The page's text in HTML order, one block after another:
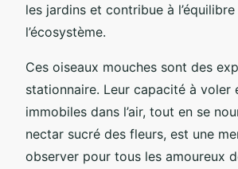
les jardins et contribue à
l’écosystème.
Ces oiseaux mouches sont des
stationnaire. Leur capacité à voler
immobiles dans l’air, tout en se
nectar sucré des fleurs, est une
observer pour tous les amoureux